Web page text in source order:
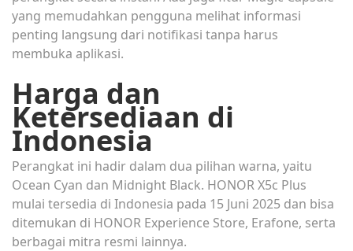
yang memudahkan pengguna melihat informasi
penting langsung dari notifikasi tanpa harus
membuka aplikasi.
Harga dan
Ketersediaan di
Indonesia
Perangkat ini hadir dalam dua pilihan warna, yaitu
Ocean Cyan dan Midnight Black. HONOR X5c Plus
mulai tersedia di Indonesia pada 15 Juni 2025 dan bisa
ditemukan di HONOR Experience Store, Erafone, serta
berbagai mitra resmi lainnya.